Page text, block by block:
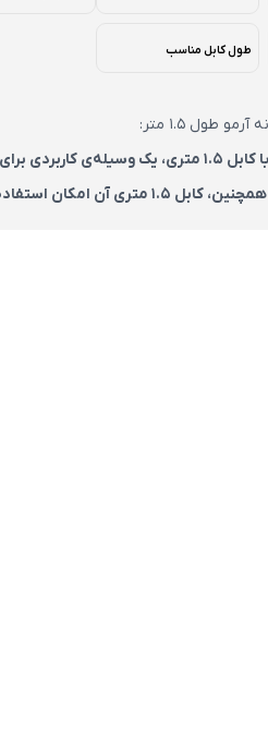
طول کابل مناسب
یک وسیله‌ی کاربردی
همچنین، کابل 1.5 متری آن امکان استفاده از آن در مکان‌هایی که پریز برق در دسترس نیست، را فراهم می‌کند.